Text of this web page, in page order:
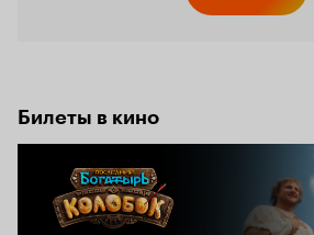
Билеты в кино